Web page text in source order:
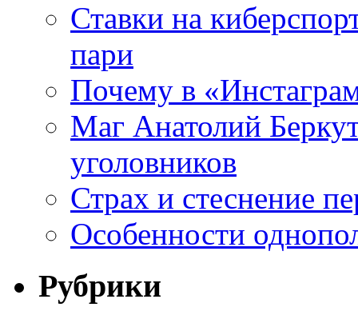
Ставки на
пари
Почему в
Маг Анатолий
уголовников
Страх и стеснение
Особенности
Рубрики